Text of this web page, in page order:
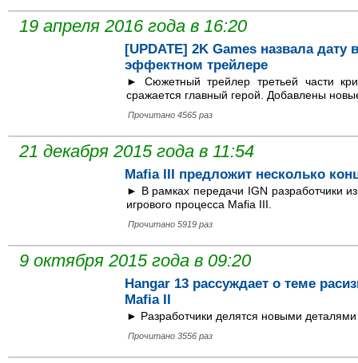
19 апреля 2016 года в 16:20
[UPDATE] 2K Games назвала
эффектном трейлере
► Сюжетный трейлер третьей части
сражается главный герой. Добавлены
Прочитано 4565 раз
21 декабря 2015 года в 11:54
Mafia III предложит несколько
► В рамках передачи IGN разработчики
игрового процесса Mafia III.
Прочитано 5919 раз
9 октября 2015 года в 09:20
Hangar 13 рассуждает о теме
Mafia II
► Разработчики делятся новыми деталями
Прочитано 3556 раз